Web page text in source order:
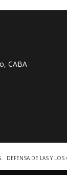
CABA
DEFENSA DE LAS Y